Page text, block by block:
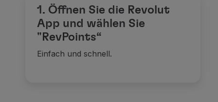
Verlorenes / Beschädigtes Gepäck
Verspäteter / Annullierter Flug
1. Öffnen Sie die Revolut
App und wählen Sie
"RevPoints“
Einfach und schnell.